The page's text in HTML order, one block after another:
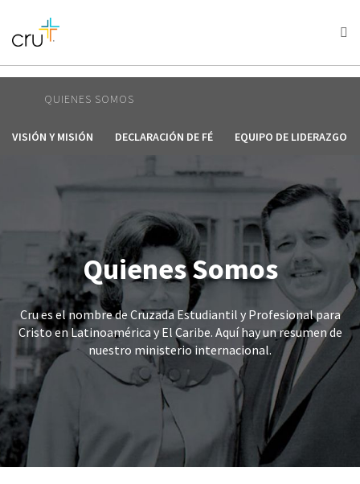
AFRICA
AMERICA / CARIBBEAN
OCEANIA
QUIENES SOMOS
VISIÓN Y MISIÓN DECLARACIÓN DE FÉ EQUIPO DE LIDERAZGO
Quienes Somos
Cru es el nombre de Cruzada Estudiantil y Profesional para
Cristo en Latinoamérica y El Caribe. Aquí hay un resumen de
nuestro ministerio internacional.